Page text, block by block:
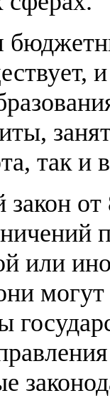
так и
или